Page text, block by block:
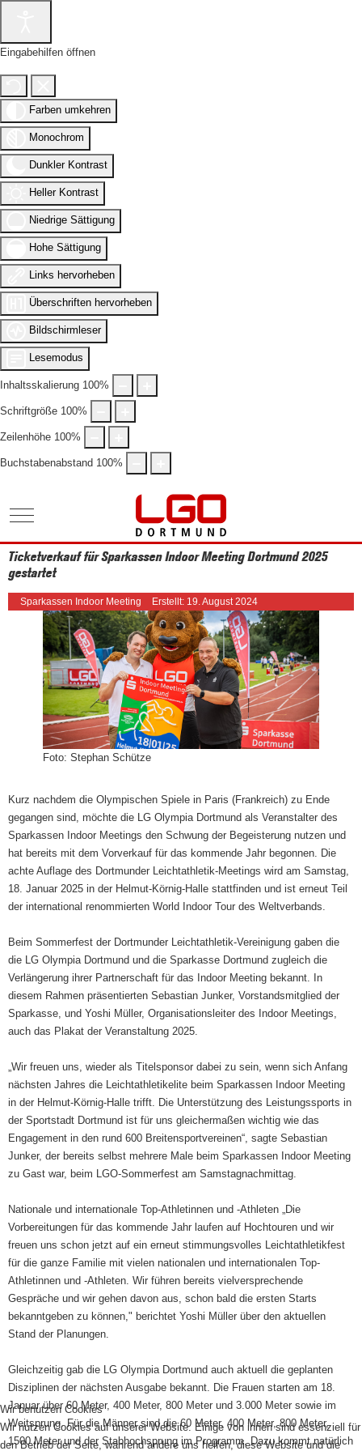
Eingabehilfen öffnen
Farben umkehren
Monochrom
Dunkler Kontrast
Heller Kontrast
Niedrige Sättigung
Hohe Sättigung
Links hervorheben
Überschriften hervorheben
Bildschirmleser
Lesemodus
Inhaltsskalierung 100%
Schriftgröße 100%
Zeilenhöhe 100%
Buchstabenabstand 100%
Mobile Menu Toggle
Ticketverkauf für Sparkassen Indoor Meeting Dortmund 2025
gestartet
Sparkassen Indoor Meeting Erstellt: 19. August 2024
Foto: Stephan Schütze
Kurz nachdem die Olympischen Spiele in Paris (Frankreich) zu Ende
gegangen sind, möchte die LG Olympia Dortmund als Veranstalter des
Sparkassen Indoor Meetings den Schwung der Begeisterung nutzen und
hat bereits mit dem Vorverkauf für das kommende Jahr begonnen. Die
achte Auflage des Dortmunder Leichtathletik-Meetings wird am Samstag,
18. Januar 2025 in der Helmut-Körnig-Halle stattfinden und ist erneut Teil
der international renommierten World Indoor Tour des Weltverbands.
Beim Sommerfest der Dortmunder Leichtathletik-Vereinigung gaben die
die LG Olympia Dortmund und die Sparkasse Dortmund zugleich die
Verlängerung ihrer Partnerschaft für das Indoor Meeting bekannt. In
diesem Rahmen präsentierten Sebastian Junker, Vorstandsmitglied der
Sparkasse, und Yoshi Müller, Organisationsleiter des Indoor Meetings,
auch das Plakat der Veranstaltung 2025.
„Wir freuen uns, wieder als Titelsponsor dabei zu sein, wenn sich Anfang
nächsten Jahres die Leichtathletikelite beim Sparkassen Indoor Meeting
in der Helmut-Körnig-Halle trifft. Die Unterstützung des Leistungssports in
der Sportstadt Dortmund ist für uns gleichermaßen wichtig wie das
Engagement in den rund 600 Breitensportvereinen“, sagte Sebastian
Junker, der bereits selbst mehrere Male beim Sparkassen Indoor Meeting
zu Gast war, beim LGO-Sommerfest am Samstagnachmittag.
Nationale und internationale Top-Athletinnen und -Athleten „Die
Vorbereitungen für das kommende Jahr laufen auf Hochtouren und wir
freuen uns schon jetzt auf ein erneut stimmungsvolles Leichtathletikfest
für die ganze Familie mit vielen nationalen und internationalen Top-
Athletinnen und -Athleten. Wir führen bereits vielversprechende
Gespräche und wir gehen davon aus, schon bald die ersten Starts
bekanntgeben zu können," berichtet Yoshi Müller über den aktuellen
Stand der Planungen.
Gleichzeitig gab die LG Olympia Dortmund auch aktuell die geplanten
Disziplinen der nächsten Ausgabe bekannt. Die Frauen starten am 18.
Januar über 60 Meter, 400 Meter, 800 Meter und 3.000 Meter sowie im
Weitsprung. Für die Männer sind die 60 Meter, 400 Meter, 800 Meter,
1500 Meter und der Stabhochsprung im Programm. Dazu kommt natürlich
Wir benutzen Cookies
Wir nutzen Cookies auf unserer Website. Einige von ihnen sind essenziell für
den Betrieb der Seite, während andere uns helfen, diese Website und die